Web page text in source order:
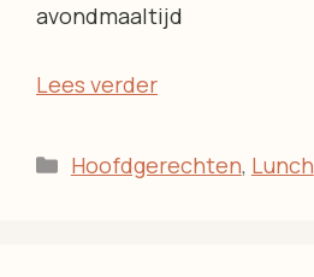
avondmaaltijd
Lees verder
Categorieën
Hoofdgerechten, Lunch